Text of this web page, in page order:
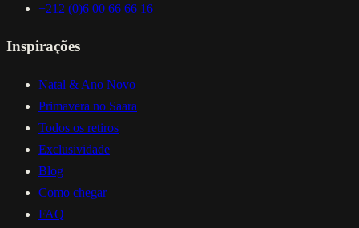
+212 (0)6 00 66 66 16
Inspirações
Natal & Ano Novo
Primavera no Saara
Todos os retiros
Exclusividade
Blog
Como chegar
FAQ